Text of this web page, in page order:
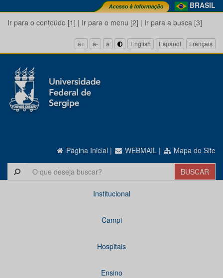
BRASIL
Ir para o conteúdo [1] | Ir para o menu [2] | Ir para a busca [3]
a+ a- a English Español Français
Página Inicial | WEBMAIL | Mapa do Site
Institucional
Campi
Hospitais
Ensino